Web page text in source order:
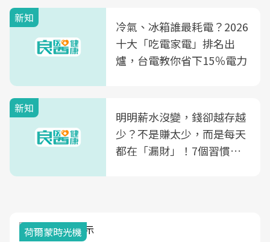
光田醫院建構360度女性健
康照護生態圈
新知
冷氣、冰箱誰最耗電？2026
十大「吃電家電」排名出
爐，台電教你省下15％電力
新知
明明薪水沒變，錢卻越存越
少？不是賺太少，而是每天
都在「漏財」！7個習慣一
荷爾蒙時光機